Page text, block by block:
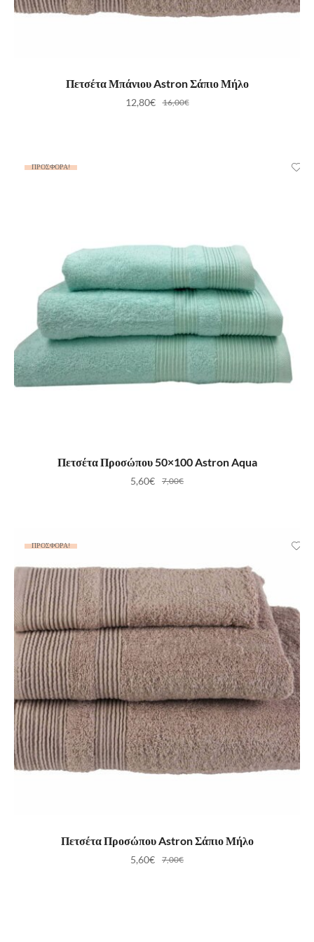
ΠΡΟΣΘΉΚΗ ΣΤΟ ΚΑΛΆΘΙ
Πετσέτα Μπάνιου Astron Σάπιο Μήλο
16,00€
12,80€
ΠΡΟΣΦΟΡΆ!
ΠΡΟΣΘΉΚΗ ΣΤΟ ΚΑΛΆΘΙ
Πετσέτα Προσώπου 50×100 Astron Aqua
7,00€
5,60€
ΠΡΟΣΦΟΡΆ!
ΠΡΟΣΘΉΚΗ ΣΤΟ ΚΑΛΆΘΙ
Πετσέτα Προσώπου Astron Σάπιο Μήλο
7,00€
5,60€